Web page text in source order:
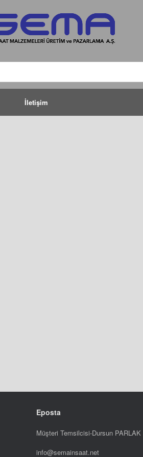
İletişim
Eposta
Müşteri Temsilcisi-Dursun PARLAK
info@semainsaat.net